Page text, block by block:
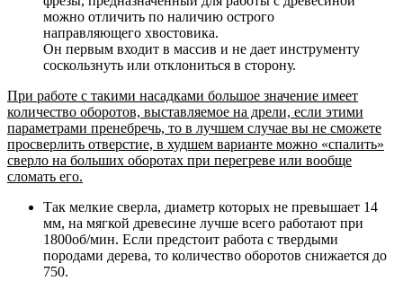
можно отличить по наличию острого
направляющего хвостовика.
Он первым входит в массив и не дает инструменту
соскользнуть или отклониться в сторону.
При работе с такими насадками большое значение имеет
количество оборотов, выставляемое на дрели, если этими
параметрами пренебречь, то в лучшем случае вы не сможете
просверлить отверстие, в худшем варианте можно «спалить»
сверло на больших оборотах при перегреве или вообще
сломать его.
Так мелкие сверла, диаметр которых не превышает 14
мм, на мягкой древесине лучше всего работают при
1800об/мин. Если предстоит работа с твердыми
породами дерева, то количество оборотов снижается до
750.